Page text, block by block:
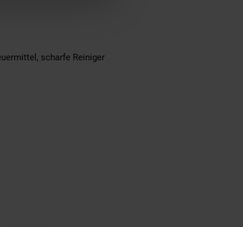
scharfe Reiniger